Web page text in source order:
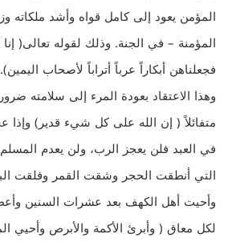
المؤمن يعود إلى كامل قواه وأشد ملكاته
المؤمنة – في الجنة. وذلك لقوله تعالى( إنا
فجعلناهن أبكاراً عرباً أتراباً لأصحاب اليمين).
وهذا الاعتقاد بعودة المرء إلى سلامته
متفائلاً ( إن الله على كل شيء قدير) وإذا
في العبد فلن يعجز الرب، ولن يعدم المسلم
التي أنطقت الحجر وشقت القمر وفلقت
وأحيت أهل الكهف بعد عشرات السنين
لكل معاق ( وأبرئ الأكمة والأبرص وأحيي